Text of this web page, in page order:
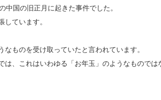
中国の旧正月に起きた事件でした。
しています。
なものを受け取っていたと言われています。
は、これはいわゆる「お年玉」のようなものでは